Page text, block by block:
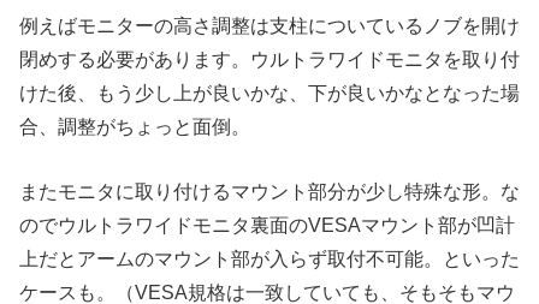
例えばモニターの高さ調整は支柱についているノブを開け
閉めする必要があります。ウルトラワイドモニタを取り付
けた後、もう少し上が良いかな、下が良いかなとなった場
合、調整がちょっと面倒。
またモニタに取り付けるマウント部分が少し特殊な形。な
のでウルトラワイドモニタ裏面のVESAマウント部が凹計
上だとアームのマウント部が入らず取付不可能。といった
ケースも。（VESA規格は一致していても、そもそもマウ